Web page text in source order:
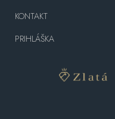
KONTAKT
PRIHLÁŠKA